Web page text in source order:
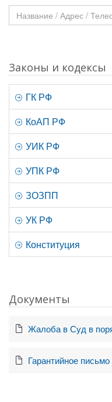
Законы и кодексы
ГК РФ
КоАП РФ
УИК РФ
УПК РФ
ЗОЗПП
УК РФ
Конституция
Документы
Жалоба в Суд в
Гарантийное